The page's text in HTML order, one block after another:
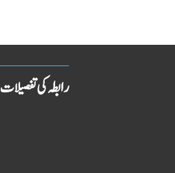
رابطہ کی تفصیلات